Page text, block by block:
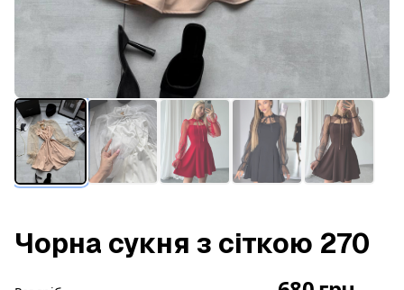
Чорна сукня з сіткою 270